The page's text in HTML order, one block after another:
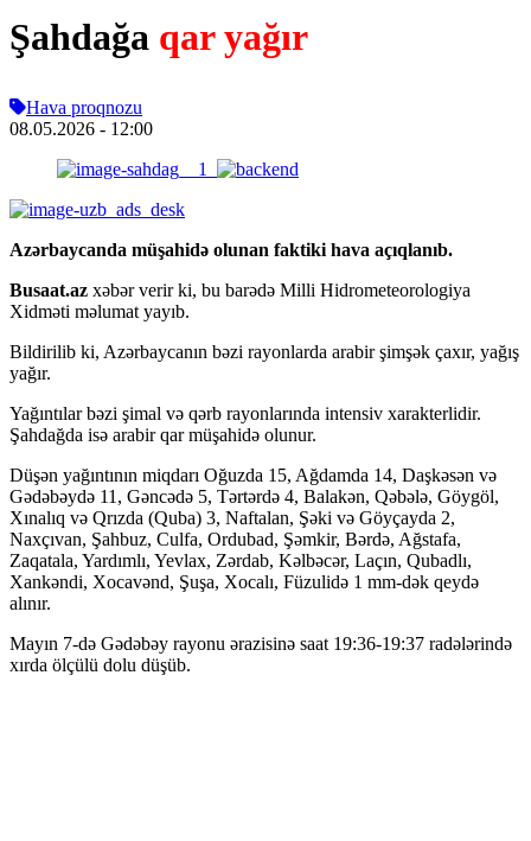
Şahdağa qar yağır
Hava proqnozu
08.05.2026 - 12:00
Azərbaycanda müşahidə olunan faktiki hava açıqlanıb.
Busaat.az xəbər verir ki, bu barədə Milli Hidrometeorologiya
Xidməti məlumat yayıb.
Bildirilib ki, Azərbaycanın bəzi rayonlarda arabir şimşək çaxır, yağış
yağır.
Yağıntılar bəzi şimal və qərb rayonlarında intensiv xarakterlidir.
Şahdağda isə arabir qar müşahidə olunur.
Düşən yağıntının miqdarı Oğuzda 15, Ağdamda 14, Daşkəsən və
Gədəbəydə 11, Gəncədə 5, Tərtərdə 4, Balakən, Qəbələ, Göygöl,
Xınalıq və Qrızda (Quba) 3, Naftalan, Şəki və Göyçayda 2,
Naxçıvan, Şahbuz, Culfa, Ordubad, Şəmkir, Bərdə, Ağstafa,
Zaqatala, Yardımlı, Yevlax, Zərdab, Kəlbəcər, Laçın, Qubadlı,
Xankəndi, Xocavənd, Şuşa, Xocalı, Füzulidə 1 mm-dək qeydə
alınır.
Mayın 7-də Gədəbəy rayonu ərazisinə saat 19:36-19:37 radələrində
xırda ölçülü dolu düşüb.